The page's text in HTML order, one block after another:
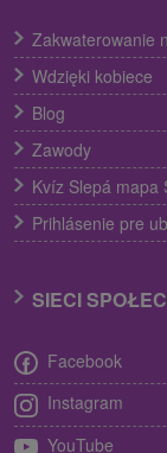
Zakwaterowanie
Wdzięki kobiece
Blog
Zawody
Kvíz Slepá mapa
Prihlásenie pre
SIECI
Facebook
Instagram
YouTube